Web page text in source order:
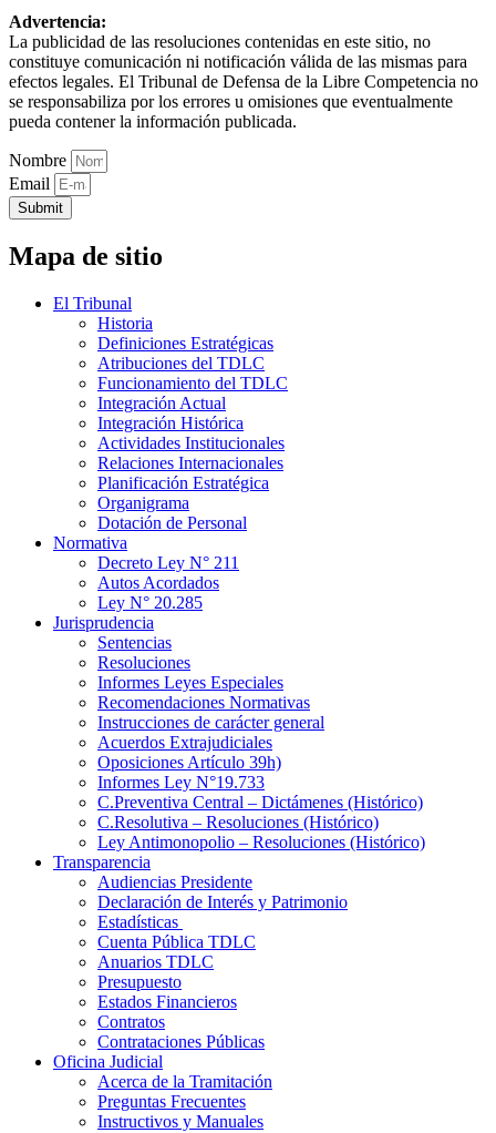
Advertencia:
La publicidad de las resoluciones contenidas en este sitio, no
constituye comunicación ni notificación válida de las mismas para
efectos legales. El Tribunal de Defensa de la Libre Competencia no
se responsabiliza por los errores u omisiones que eventualmente
pueda contener la información publicada.
Nombre
Email
Submit
Mapa de sitio
El Tribunal
Historia
Definiciones Estratégicas
Atribuciones del TDLC
Funcionamiento del TDLC
Integración Actual
Integración Histórica
Actividades Institucionales
Relaciones Internacionales
Planificación Estratégica
Organigrama
Dotación de Personal
Normativa
Decreto Ley N° 211
Autos Acordados
Ley N° 20.285
Jurisprudencia
Sentencias
Resoluciones
Informes Leyes Especiales
Recomendaciones Normativas
Instrucciones de carácter general
Acuerdos Extrajudiciales
Oposiciones Artículo 39h)
Informes Ley N°19.733
C.Preventiva Central – Dictámenes (Histórico)
C.Resolutiva – Resoluciones (Histórico)
Ley Antimonopolio – Resoluciones (Histórico)
Transparencia
Audiencias Presidente
Declaración de Interés y Patrimonio
Estadísticas
Cuenta Pública TDLC
Anuarios TDLC
Presupuesto
Estados Financieros
Contratos
Contrataciones Públicas
Oficina Judicial
Acerca de la Tramitación
Preguntas Frecuentes
Instructivos y Manuales